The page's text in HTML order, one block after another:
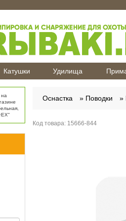
Катушки Удилища
Оснастка Поводки
Код товара: 15666-844
на